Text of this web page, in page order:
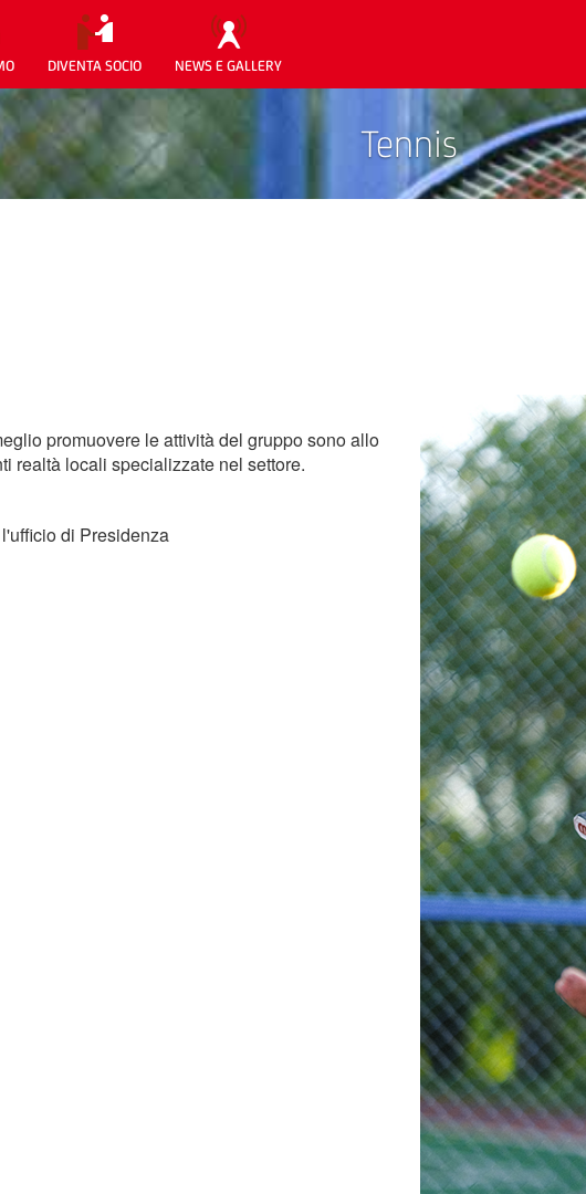
DIVENTA SOCIO NEWS E GALLERY
Tennis
promuovere le attività del gruppo sono allo
realtà locali specializzate nel settore.
di Presidenza